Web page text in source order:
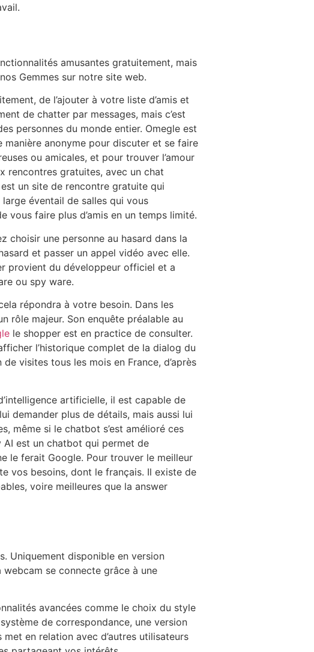
amusantes gratuitement, mais
Gemmes sur notre site web.
de l’ajouter à votre liste d’amis et
de chatter par messages, mais c’est
personnes du monde entier. Omegle est
manière anonyme pour discuter et se faire
ou amicales, et pour trouver l’amour
rencontres gratuites, avec un chat
un site de rencontre gratuite qui
éventail de salles qui vous
vous faire plus d’amis en un temps limité.
choisir une personne au hasard dans la
et passer un appel vidéo avec elle.
provient du développeur officiel et a
ou spy ware.
répondra à votre besoin. Dans les
rôle majeur. Son enquête préalable au
le shopper est en practice de consulter.
l’historique complet de la dialog du
visites tous les mois en France, d’après
artificielle, il est capable de
demander plus de détails, mais aussi lui
même si le chatbot s’est amélioré ces
AI est un chatbot qui permet de
le ferait Google. Pour trouver le meilleur
vos besoins, dont le français. Il existe de
voire meilleures que la answer
Uniquement disponible en version
se connecte grâce à une
avancées comme le choix du style
de correspondance, une version
en relation avec d’autres utilisateurs